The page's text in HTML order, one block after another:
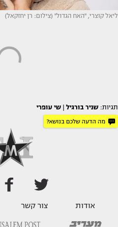
ליאל קוצרי, ''האח הגדול'' (צילום: רן יחזקאל)
תגיות: שניר בורגיל שי עופרי
מה הדעה שלכם בנושא?
אודות צור קשר